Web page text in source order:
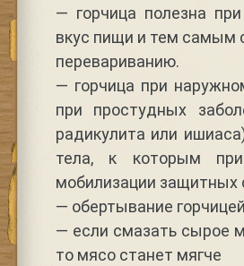
— горчица полезна
вкус пищи и тем самым
перевариванию.
— горчица при
при простудных
радикулита или
тела, к которым
мобилизации защитных
— обертывание
— если смазать сырое
то мясо станет мягче